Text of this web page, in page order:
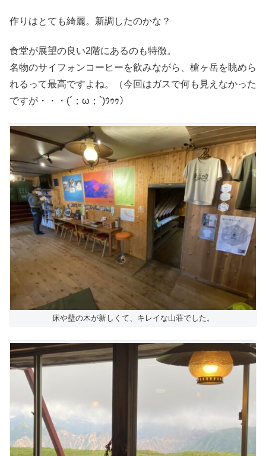
作りはとても綺麗。新調したのかな？
食堂が展望の良い2階にあるのも特徴。
名物のサイフォンコーヒーを飲みながら、槍ヶ岳を眺めら
れるって最高ですよね。（今回はガスで何も見えなかった
ですが・・・(´；ω；`)ｳｩｩ）
床や壁の木が新しくて、キレイな山荘でした。